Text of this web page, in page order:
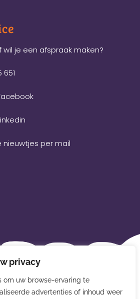
privacy
om uw browse-ervaring te
advertenties of inhoud weer
je een afspraak maken?
651
nieuwtjes per mail